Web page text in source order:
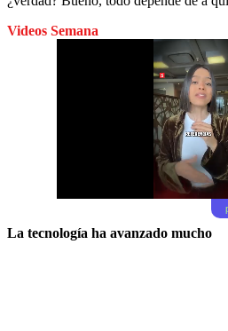
Videos Semana
La tecnología ha avanzado mucho